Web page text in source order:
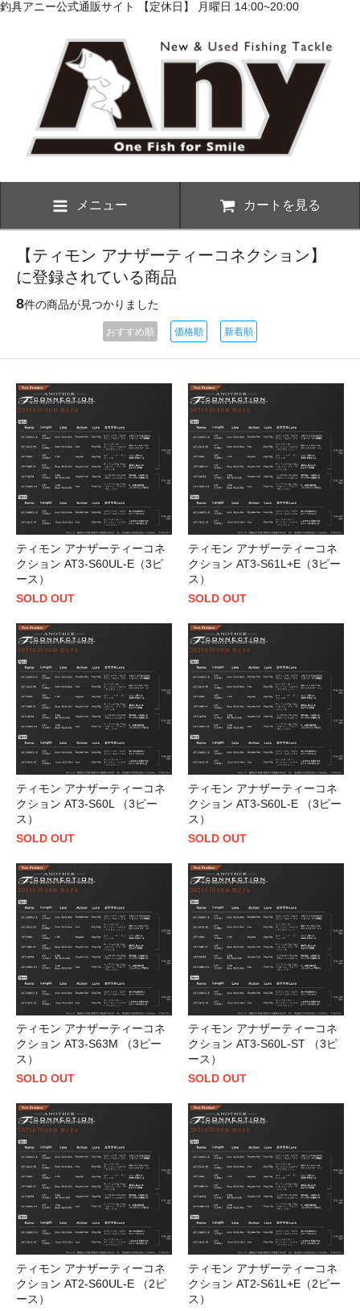
釣具アニー公式通販サイト 【定休日】 月曜日 14:00~20:00
メニュー カートを見る
【ティモン アナザーティーコネクション】
に登録されている商品
8件の商品が見つかりました
おすすめ順 価格順 新着順
ティモン アナザーティーコネ
クション AT3-S60UL-E（3ピ
ース）
SOLD OUT
ティモン アナザーティーコネ
クション AT3-S61L+E（3ピー
ス）
SOLD OUT
ティモン アナザーティーコネ
クション AT3-S60L （3ピー
ス）
SOLD OUT
ティモン アナザーティーコネ
クション AT3-S60L-E （3ピー
ス）
SOLD OUT
ティモン アナザーティーコネ
クション AT3-S63M （3ピー
ス）
SOLD OUT
ティモン アナザーティーコネ
クション AT3-S60L-ST （3ピ
ース）
SOLD OUT
ティモン アナザーティーコネ
クション AT2-S60UL-E （2ピ
ース）
ティモン アナザーティーコネ
クション AT2-S61L+E（2ピー
ス）